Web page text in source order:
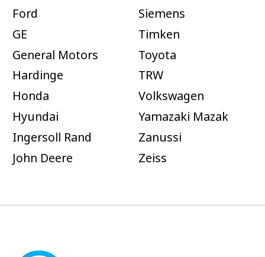
Ford
GE
General Motors
Hardinge
Honda
Hyundai
Ingersoll Rand
John Deere
Siemens
Timken
Toyota
TRW
Volkswagen
Yamazaki Mazak
Zanussi
Zeiss